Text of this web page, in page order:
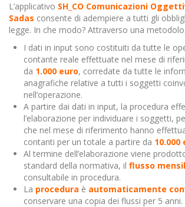
L’applicativo SH_CO Comunicazioni
Sadas consente di adempiere a tutti gli
legge. In che modo? Attraverso una
I dati in input sono costituiti da tutte le
contante reale effettuate nel mese di
da 1.000 euro, corredate da tutte le
anagrafiche relative a tutti i soggetti
nell’operazione.
A partire dai dati in input, la procedura
l’elaborazione per individuare i soggetti,
che nel mese di riferimento hanno
contanti per un totale a partire da 10.000
Al termine dell’elaborazione viene
standard della normativa, il flusso
consultabile in procedura.
La procedura è automaticamente
conservare una copia dei flussi per 5 anni.